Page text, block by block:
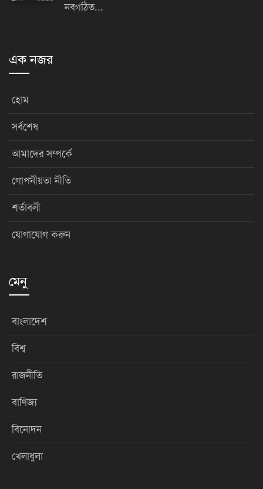
নবগঠিত...
এক নজর
হোম
সর্বশেষ
আমাদের সম্পর্কে
গোপনীয়তা নীতি
শর্তাবলী
যোগাযোগ করুন
মেনু
বাংলাদেশ
বিশ্ব
রাজনীতি
বাণিজ্য
বিনোদন
খেলাধুলা